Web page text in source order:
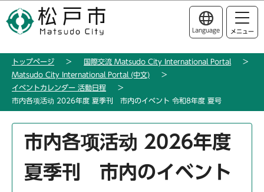
の
ー
頭
このページの本文へ移動
Language メニュー
トップページ
国際交流 Matsudo City International Portal
Matsudo City International Portal (中文)
イベントカレンダー 活動日程
市内各项活动 2026年度 夏季刊 市内のイベント 令和8年度 夏号
市内各项活动 2026年度
夏季刊 市内のイベント